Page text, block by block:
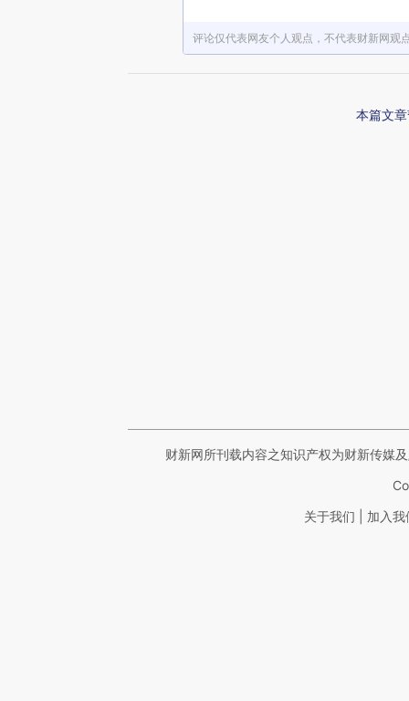
评论仅代表网友个人观点，不代表财新网观
本篇文
财新网所刊载内容之知识产权为财新传媒
关于我们 加入我